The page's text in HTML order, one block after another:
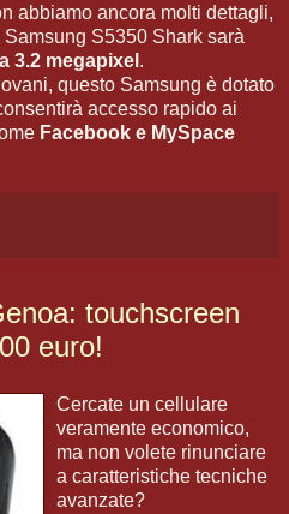
abbiamo ancora molti dettagli,
S5350 Shark sarà
3.2 megapixel .
questo Samsung è dotato
accesso rapido ai
Facebook e MySpace
touchscreen
euro!
Cercate un cellulare
veramente economico,
ma non volete rinunciare
a caratteristiche tecniche
avanzate?